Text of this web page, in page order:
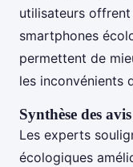
utilisateurs
smartphones
permettent de
les inconvénients
Synthèse des
Les experts
écologiques